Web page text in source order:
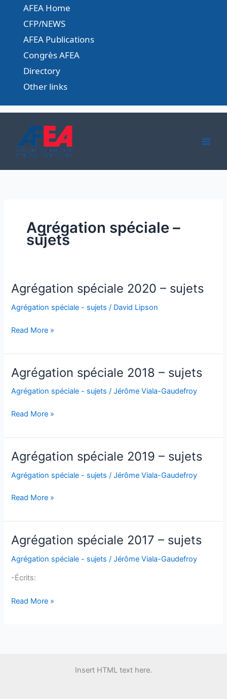
content
AFEA Home
CFP/NEWS
AFEA Publications
Congrès AFEA
Directory
Other links
Agrégation spéciale –
sujets
Agrégation spéciale 2020 – sujets
Agrégation spéciale - sujets / David Lipson
Agrégation
2020
–
sujets
Read More »
Agrégation spéciale 2018 – sujets
Agrégation spéciale - sujets /Jérôme Viala-Gaudefroy
Agrégation
2018
–
sujets
Read More »
Agrégation spéciale 2019 – sujets
Agrégation spéciale - sujets /Jérôme Viala-Gaudefroy
Agrégation
2019
–
sujets
Read More »
Agrégation spéciale 2017 – sujets
Agrégation spéciale - sujets /Jérôme Viala-Gaudefroy
-Écrits:
Agrégation
Read More »
Insert HTML text here.